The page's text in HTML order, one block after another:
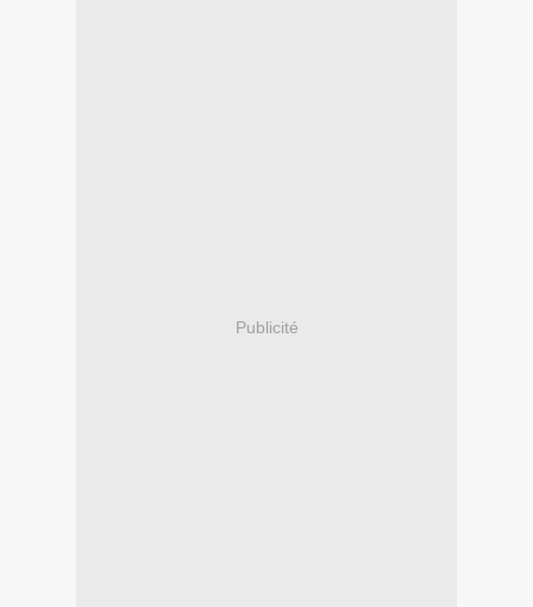
Publicité